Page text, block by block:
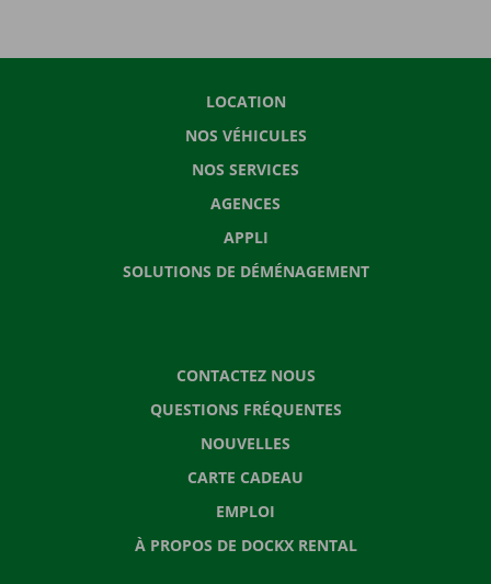
LOCATION
NOS VÉHICULES
NOS SERVICES
AGENCES
APPLI
SOLUTIONS DE DÉMÉNAGEMENT
CONTACTEZ NOUS
QUESTIONS FRÉQUENTES
NOUVELLES
CARTE CADEAU
EMPLOI
À PROPOS DE DOCKX RENTAL